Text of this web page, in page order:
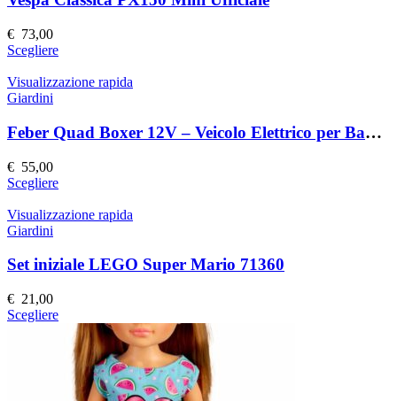
scelte
nella
pagina
prodotto
€ 73,00
ScegliereQuesto
ha
Le
opzioni
scelte
nella
pagina
prodotto
Visualizzazione rapida
Giardini
Feber Quad Boxer 12V – Veicolo Elettrico per Bambini
€ 55,00
ScegliereQuesto
ha
Le
scelte
nella
pagina
prodotto
Visualizzazione rapida
Giardini
Set iniziale LEGO Super Mario 71360
€ 21,00
ScegliereQuesto
prodotto
più
varianti.